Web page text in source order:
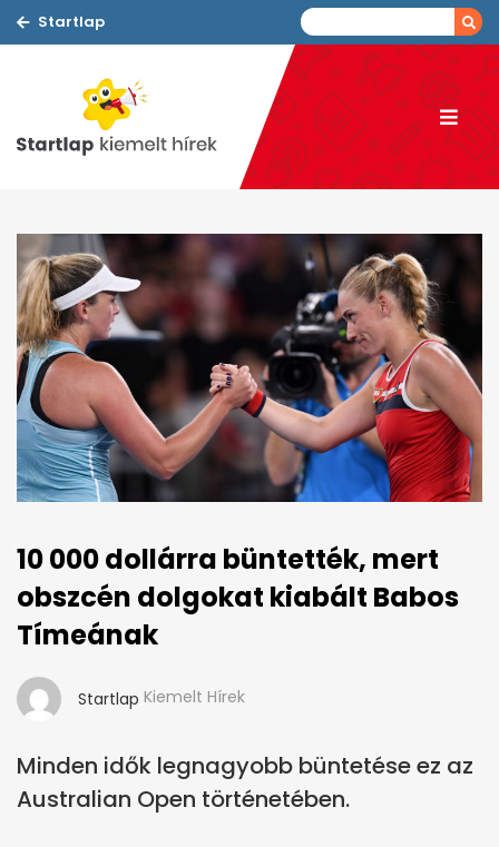
Startlap
10 000 dollárra büntették, mert
obszcén dolgokat kiabált Babos
Tímeának
Startlap Kiemelt Hírek
Minden idők legnagyobb büntetése ez az
Australian Open történetében.